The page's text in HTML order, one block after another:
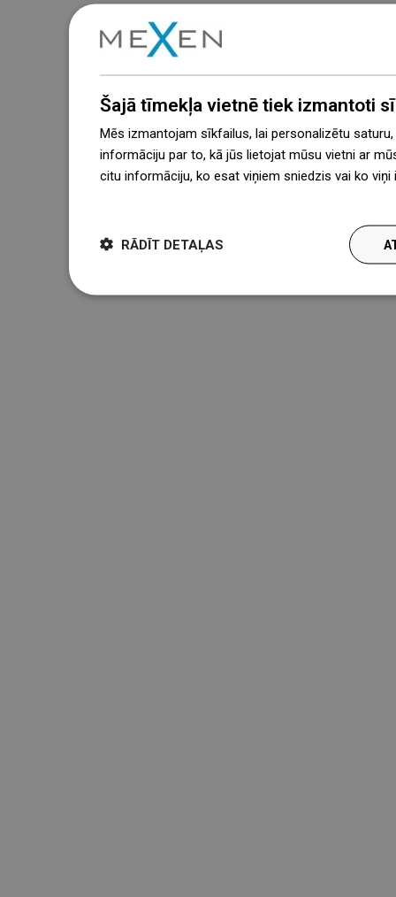
Šajā tīmekļa vietnē tiek izmantoti
Mēs izmantojam sīkfailus, lai personalizētu
informāciju par to, kā jūs lietojat mūsu vietni ar
citu informāciju, ko esat viņiem sniedzis vai ko
RĀDĪT DETAĻAS